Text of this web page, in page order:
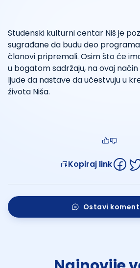
Studenski kulturni centar Niš je
sugrađane da budu deo
članovi pripremali. Osim što će
u bogatom sadržaju, na ovaj
ljude da nastave da učestvuju u
života Niša.
Kopiraj link
Ostavi